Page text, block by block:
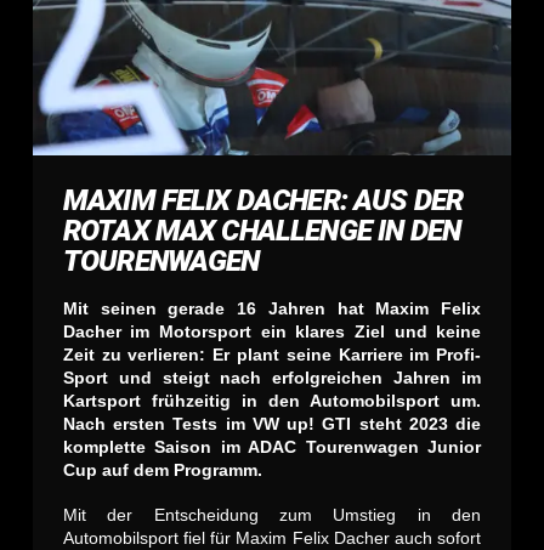
MAXIM FELIX DACHER: AUS DER
ROTAX MAX CHALLENGE IN DEN
TOURENWAGEN
Mit seinen gerade 16 Jahren hat Maxim Felix
Dacher im Motorsport ein klares Ziel und keine
Zeit zu verlieren: Er plant seine Karriere im Profi-
Sport und steigt nach erfolgreichen Jahren im
Kartsport frühzeitig in den Automobilsport um.
Nach ersten Tests im VW up! GTI steht 2023 die
komplette Saison im ADAC Tourenwagen Junior
Cup auf dem Programm.
Mit der Entscheidung zum Umstieg in den
Automobilsport fiel für Maxim Felix Dacher auch sofort